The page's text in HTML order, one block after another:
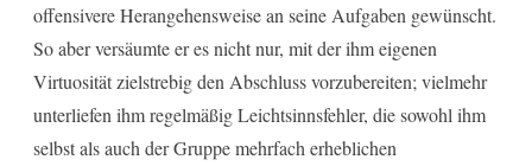
offensivere Herangehensweise an seine Aufgaben gewünscht.
So aber versäumte er es nicht nur, mit der ihm eigenen
Virtuosität zielstrebig den Abschluss vorzubereiten; vielmehr
unterliefen ihm regelmäßig Leichtsinnsfehler, die sowohl ihm
selbst als auch der Gruppe mehrfach erheblichen